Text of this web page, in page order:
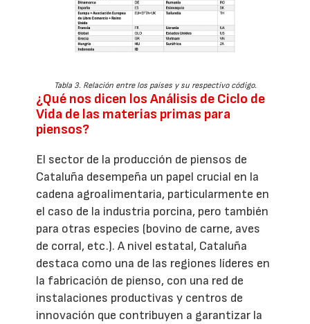
Tabla 3. Relación entre los países y su respectivo código.
¿Qué nos dicen los Análisis de Ciclo de
Vida de las materias primas para
piensos?
El sector de la producción de piensos de
Cataluña desempeña un papel crucial en la
cadena agroalimentaria, particularmente en
el caso de la industria porcina, pero también
para otras especies (bovino de carne, aves
de corral, etc.). A nivel estatal, Cataluña
destaca como una de las regiones líderes en
la fabricación de pienso, con una red de
instalaciones productivas y centros de
innovación que contribuyen a garantizar la